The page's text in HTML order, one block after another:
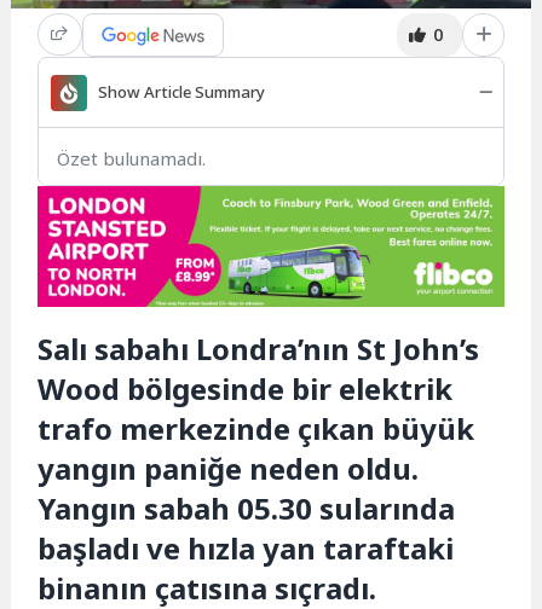
0
Show Article Summary
Özet bulunamadı.
Salı sabahı Londra’nın St John’s
Wood bölgesinde bir elektrik
trafo merkezinde çıkan büyük
yangın paniğe neden oldu.
Yangın sabah 05.30 sularında
başladı ve hızla yan taraftaki
binanın çatısına sıçradı.